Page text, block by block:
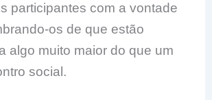
participantes com a vontade
os de que estão
algo muito maior do que um
social.